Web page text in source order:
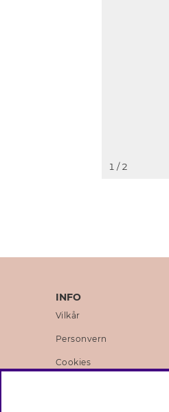
1 / 2
INFO
Vilkår
Personvern
Cookies